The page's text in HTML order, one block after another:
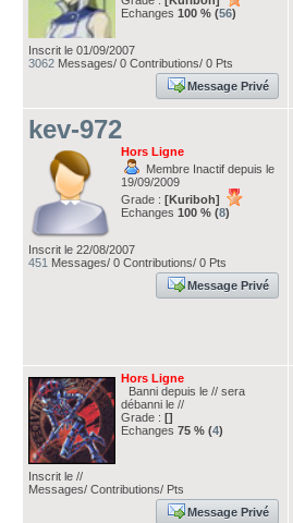
Echanges 100 % (56)
Inscrit le 01/09/2007
3062 Messages/ 0 Contributions/ 0 Pts
Message Privé
kev-972
Hors Ligne
Membre Inactif depuis le
19/09/2009
Grade : [Kuriboh]
Echanges 100 % (8)
Inscrit le 22/08/2007
451 Messages/ 0 Contributions/ 0 Pts
Message Privé
Hors Ligne
Banni depuis le // sera
débanni le //
Grade : []
Echanges 75 % (4)
Inscrit le //
Messages/ Contributions/ Pts
Message Privé